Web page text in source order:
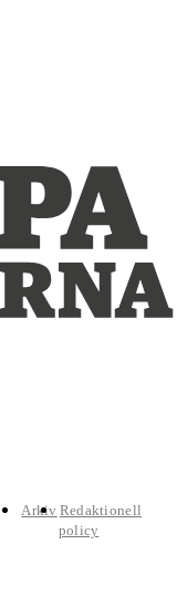
Arkiv Redaktionell
policy